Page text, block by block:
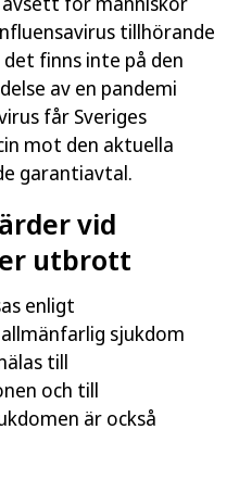
tillhörande
finns inte på den
av en pandemi
får Sveriges
mot den aktuella
garantiavtal.
vid
utbrott
enligt
sjukdom
till
och till
är också